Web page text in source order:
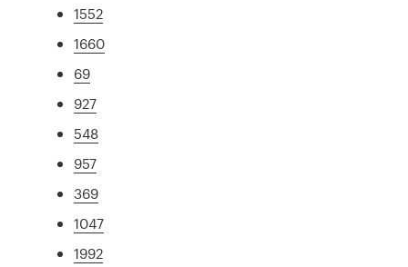
1552
1660
69
927
548
957
369
1047
1992